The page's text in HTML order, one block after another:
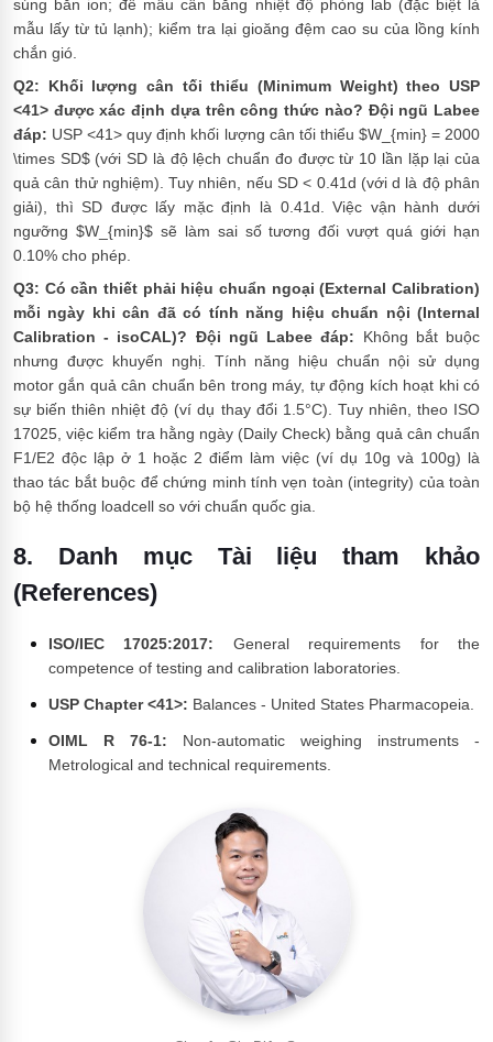
súng bắn ion; để mẫu cân bằng nhiệt độ phòng lab (đặc biệt là
mẫu lấy từ tủ lạnh); kiểm tra lại gioăng đệm cao su của lồng kính
chắn gió.
Q2: Khối lượng cân tối thiểu (Minimum Weight) theo USP
<41> được xác định dựa trên công thức nào? Đội ngũ Labee
đáp: USP <41> quy định khối lượng cân tối thiểu $W_{min} = 2000
\times SD$ (với SD là độ lệch chuẩn đo được từ 10 lần lặp lại của
quả cân thử nghiệm). Tuy nhiên, nếu SD < 0.41d (với d là độ phân
giải), thì SD được lấy mặc định là 0.41d. Việc vận hành dưới
ngưỡng $W_{min}$ sẽ làm sai số tương đối vượt quá giới hạn
0.10% cho phép.
Q3: Có cần thiết phải hiệu chuẩn ngoại (External Calibration)
mỗi ngày khi cân đã có tính năng hiệu chuẩn nội (Internal
Calibration - isoCAL)? Đội ngũ Labee đáp: Không bắt buộc
nhưng được khuyến nghị. Tính năng hiệu chuẩn nội sử dụng
motor gắn quả cân chuẩn bên trong máy, tự động kích hoạt khi có
sự biến thiên nhiệt độ (ví dụ thay đổi 1.5°C). Tuy nhiên, theo ISO
17025, việc kiểm tra hằng ngày (Daily Check) bằng quả cân chuẩn
F1/E2 độc lập ở 1 hoặc 2 điểm làm việc (ví dụ 10g và 100g) là
thao tác bắt buộc để chứng minh tính vẹn toàn (integrity) của toàn
bộ hệ thống loadcell so với chuẩn quốc gia.
8. Danh mục Tài liệu tham khảo
(References)
ISO/IEC 17025:2017: General requirements for the
competence of testing and calibration laboratories.
USP Chapter <41>: Balances - United States Pharmacopeia.
OIML R 76-1: Non-automatic weighing instruments -
Metrological and technical requirements.